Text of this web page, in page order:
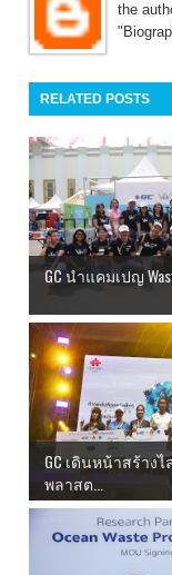
the
RELATED POSTS
GC นำแคมเปญ
GC เดินหน้าสร้าง
พลาสต...